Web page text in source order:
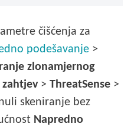
čišćenja za
podešavanje >
zlonamjernog
zahtjev>ThreatSense >
skeniranje bez
Napredno